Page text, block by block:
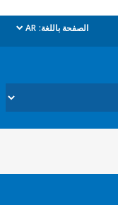
الصفحة باللغة: AR
dropdown